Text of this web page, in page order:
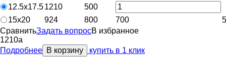
12.5х17.51210
500
15х20
924 800 700
СравнитьЗадать вопросВ избранное
1210a
Подробнее В корзину купить в 1 клик